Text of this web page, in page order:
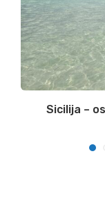
Sicilija –